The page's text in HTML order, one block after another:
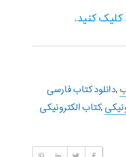
کلیک کنید.
,دانلود کتاب فارسی
,کتاب الکترونیکی